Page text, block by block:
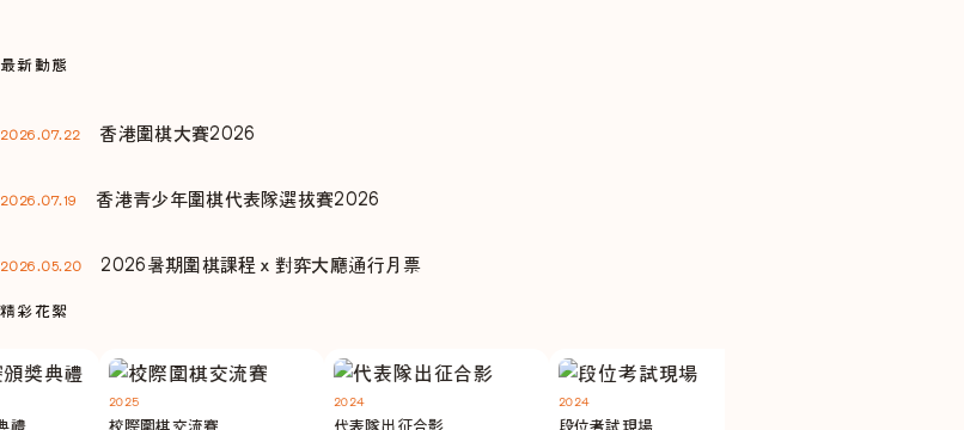
青少年圍棋代表隊選拔賽
最新動態
2026.07.22 香港圍棋大賽2026
2026.07.19 香港青少年圍棋代表隊選拔賽2026
2026.05.20 2026暑期圍棋課程ｘ對弈大廳通行月票
精彩花絮
校際圍棋交流賽 代表隊出征合影 段位考試現場